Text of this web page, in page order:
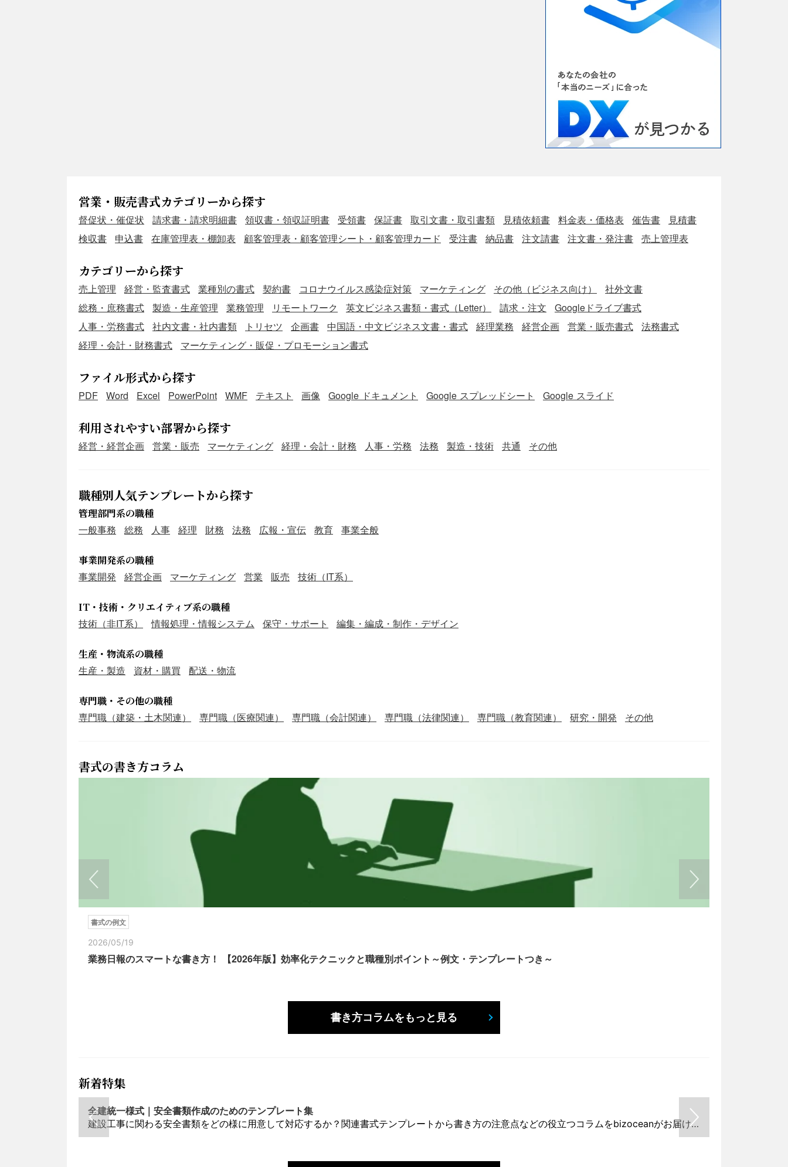
営業・販売書式カテゴリーから探す
督促状・催促状 請求書・請求明細書 領収書・領収証明書 受領書 保証書 取引文書・取引書類 見積依頼書 料金表・価格表 催告書
見積書
検収書
申込書 在庫管理表・棚卸表 顧客管理表・顧客管理シート・顧客管理カード 受注書 納品書 注文請書 注文書・発注書 売上管理表
カテゴリーから探す
売上管理 経営・監査書式 業種別の書式 契約書 コロナウイルス感染症対策 マーケティング その他（ビジネス向け）
社外文書
総務・庶務書式
製造・生産管理 業務管理 リモートワーク 英文ビジネス書類・書式（Letter） 請求・注文
Googleドライブ書式
人事・労務書式
社内文書・社内書類 トリセツ 企画書 中国語・中文ビジネス文書・書式 経理業務 経営企画 営業・販売書式
法務書式
経理・会計・財務書式
マーケティング・販促・プロモーション書式
ファイル形式から探す
PDF Word Excel PowerPoint WMF テキスト 画像 Google ドキュメント Google スプレッドシート Google スライド
利用されやすい部署から探す
経営・経営企画 営業・販売 マーケティング 経理・会計・財務 人事・労務 法務 製造・技術 共通 その他
職種別人気テンプレートから探す
管理部門系の職種
一般事務
総務 人事 経理 財務 法務 広報・宣伝 教育 事業全般
事業開発系の職種
事業開発
経営企画 マーケティング 営業 販売 技術（IT系）
IT・技術・クリエイティブ系の職種
技術（非IT系）
情報処理・情報システム 保守・サポート 編集・編成・制作・デザイン
生産・物流系の職種
生産・製造
資材・購買 配送・物流
専門職・その他の職種
専門職（建築・土木関連）
専門職（医療関連） 専門職（会計関連） 専門職（法律関連） 専門職（教育関連） 研究・開発 その他
書式の書き方コラム
書式の例文
2026/05/19
業務日報のスマートな書き方！ 【2026年版】効率化テクニックと職種別ポイント～例文・テンプレートつき～
書き方コラムをもっと見る
新着特集
全建統一様式｜安全書類作成のためのテンプレート集
建設工事に関わる安全書類をどの様に用意して対応するか？関連書式テンプレートから書き方の注意点などの役立つコラムをbizoceanがお届けします。